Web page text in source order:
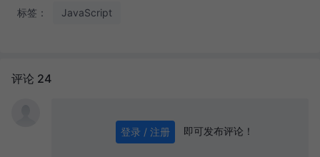
标签： JavaScript
评论 24
登录 / 注册 即可发布评论！